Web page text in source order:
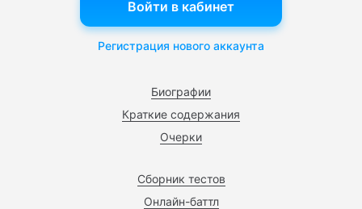
Биографии
Краткие содержания
Очерки
Сборник тестов
Онлайн-баттл
Войти в кабинет
Регистрация нового аккаунта